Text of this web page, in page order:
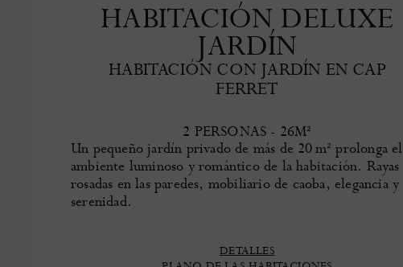
HABITACIÓN DELUXE
JARDÍN
HABITACIÓN CON JARDÍN EN CAP
FERRET
2 PERSONAS - 26M²
Un pequeño jardín privado de más de 20 m² prolonga el
ambiente luminoso y romántico de la habitación. Rayas
rosadas en las paredes, mobiliario de caoba, elegancia y
serenidad.
DETALLES